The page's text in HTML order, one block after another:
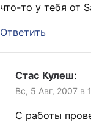
что-то у тебя от
Ответить
Стас Кулеш:
Вс, 5 Авг, 2007 в
C работы